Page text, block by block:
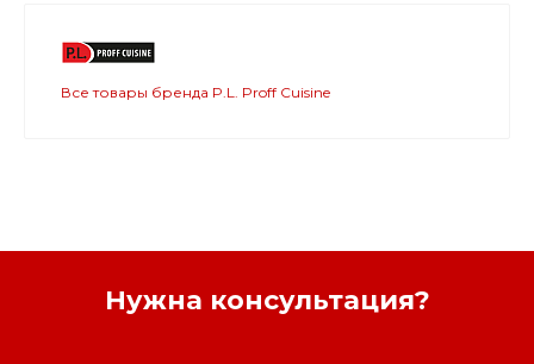
Все товары бренда P.L. Proff Cuisine
Нужна консультация?